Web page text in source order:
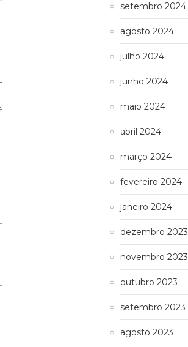
setembro 2024
agosto 2024
julho 2024
junho 2024
maio 2024
abril 2024
março 2024
fevereiro 2024
janeiro 2024
dezembro 2023
novembro 2023
outubro 2023
setembro 2023
agosto 2023